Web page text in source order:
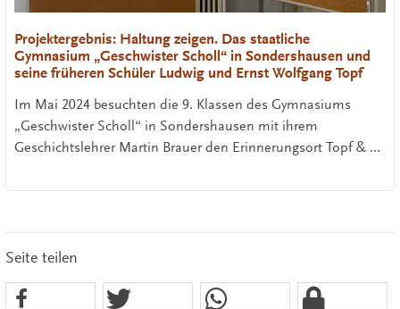
Projektergebnis: Haltung zeigen. Das staatliche
Gymnasium „Geschwister Scholl“ in Sondershausen und
seine früheren Schüler Ludwig und Ernst Wolfgang Topf
Im Mai 2024 besuchten die 9. Klassen des Gymnasiums
„Geschwister Scholl“ in Sondershausen mit ihrem
Geschichtslehrer Martin Brauer den Erinnerungsort Topf & …
Seite teilen